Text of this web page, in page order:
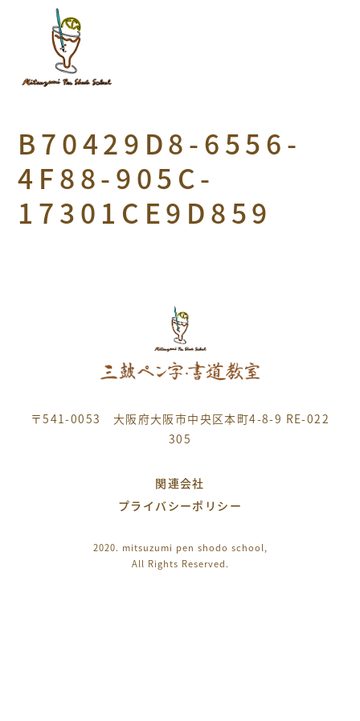
B70429D8-6556-
4F88-905C-
17301CE9D859
〒541-0053 大阪府大阪市中央区本町4-8-9 RE-022
305
関連会社
プライバシーポリシー
2020. mitsuzumi pen shodo school,
All Rights Reserved.